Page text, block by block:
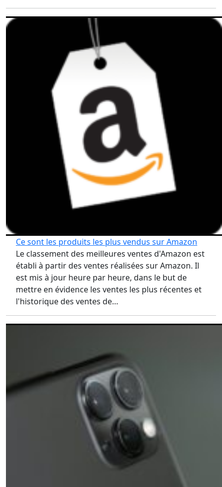
Ce sont les produits les plus vendus sur Amazon
Le classement des meilleures ventes d'Amazon est
établi à partir des ventes réalisées sur Amazon. Il
est mis à jour heure par heure, dans le but de
mettre en évidence les ventes les plus récentes et
l'historique des ventes de…